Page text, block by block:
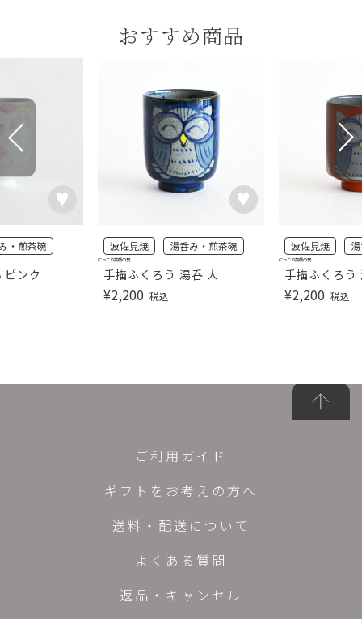
おすすめ商品
ンク
・煎茶碗
手描ふくろう 湯呑 大
波佐見焼 湯呑み・煎茶碗
¥2,200 税込
にっこり笑顔の梟
手描ふくろう
波佐見焼
¥2,200 税込
にっこり笑顔の梟
ご利用ガイド
ギフトをお考えの方へ
送料・配送について
よくある質問
返品・キャンセル